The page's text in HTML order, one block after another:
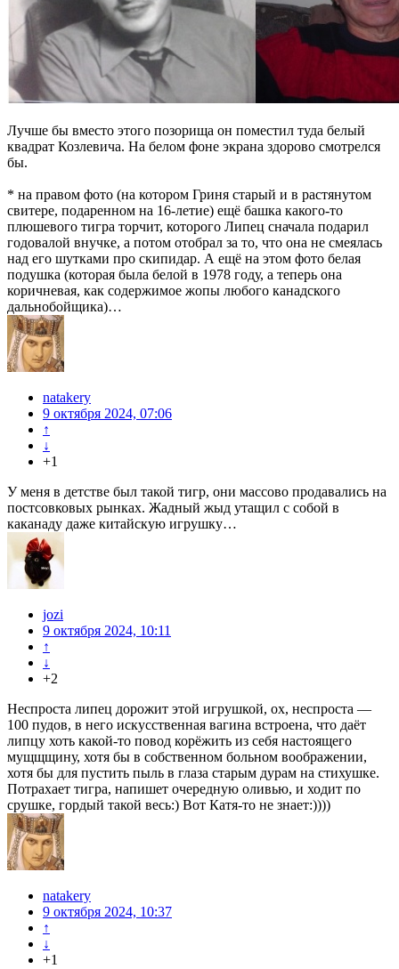
Лучше бы вместо этого позорища он поместил туда белый
квадрат Козлевича. На белом фоне экрана здорово смотрелся
бы.
* на правом фото (на котором Гриня старый и в растянутом
свитере, подаренном на 16-летие) ещё башка какого-то
плюшевого тигра торчит, которого Липец сначала подарил
годовалой внучке, а потом отобрал за то, что она не смеялась
над его шутками про скипидар. А ещё на этом фото белая
подушка (которая была белой в 1978 году, а теперь она
коричневая, как содержимое жопы любого канадского
дальнобойщика)…
natakery
9 октября 2024, 07:06
↑
↓
+1
У меня в детстве был такой тигр, они массово продавались на
постсовковых рынках. Жадный жыд утащил с собой в
каканаду даже китайскую игрушку…
jozi
9 октября 2024, 10:11
↑
↓
+2
Неспроста липец дорожит этой игрушкой, ох, неспроста —
100 пудов, в него искусственная вагина встроена, что даёт
липцу хоть какой-то повод корёжить из себя настоящего
мущщщину, хотя бы в собственном больном воображении,
хотя бы для пустить пыль в глаза старым дурам на стихушке.
Потрахает тигра, напишет очередную оливью, и ходит по
срушке, гордый такой весь:) Вот Катя-то не знает:))))
natakery
9 октября 2024, 10:37
↑
↓
+1